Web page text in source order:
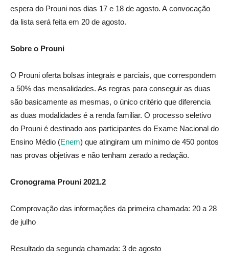
espera do Prouni nos dias 17 e 18 de agosto. A convocação
da lista será feita em 20 de agosto.
Sobre o Prouni
O Prouni oferta bolsas integrais e parciais, que correspondem
a 50% das mensalidades. As regras para conseguir as duas
são basicamente as mesmas, o único critério que diferencia
as duas modalidades é a renda familiar. O processo seletivo
do Prouni é destinado aos participantes do Exame Nacional do
Ensino Médio (Enem) que atingiram um mínimo de 450 pontos
nas provas objetivas e não tenham zerado a redação.
Cronograma Prouni 2021.2
Comprovação das informações da primeira chamada: 20 a 28
de julho
Resultado da segunda chamada: 3 de agosto